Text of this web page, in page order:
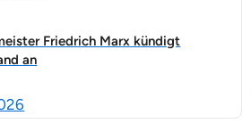
Friedrich Marx kündigt
an